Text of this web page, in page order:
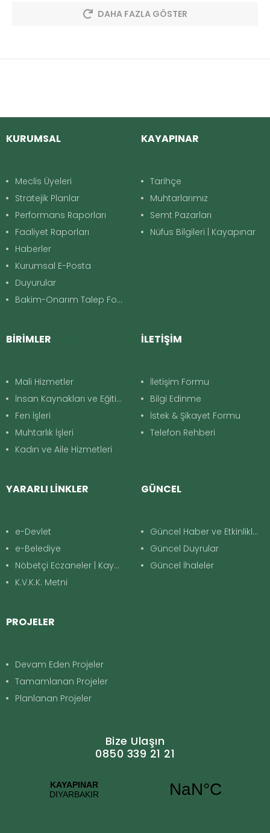
DAHA FAZLA GÖSTER
KURUMSAL
Meclis Üyeleri
Stratejik Planlar
Performans Raporları
Faaliyet Raporları
Haberler
Kurumsal E-Posta
Duyurular
Bakim-Onarım Talep Formu
KAYAPINAR
Tarihçe
Muhtarlarımız
Semt Pazarları
Nüfus Bilgileri | Kayapınar
BİRİMLER
Mali Hizmetler
İnsan Kaynakları ve Eğitim
Fen İşleri
Muhtarlık İşleri
Kadın ve Aile Hizmetleri
İLETİŞİM
İletişim Formu
Bilgi Edinme
İstek & Şikayet Formu
Telefon Rehberi
YARARLI LİNKLER
e-Devlet
e-Belediye
Nöbetçi Eczaneler | Kayapınar
K.V.K.K. Metni
GÜNCEL
Güncel Haber ve Etkinlikler
Güncel Duyrular
Güncel İhaleler
PROJELER
Devam Eden Projeler
Tamamlanan Projeler
Planlanan Projeler
Bize Ulaşın
0850 339 21 21